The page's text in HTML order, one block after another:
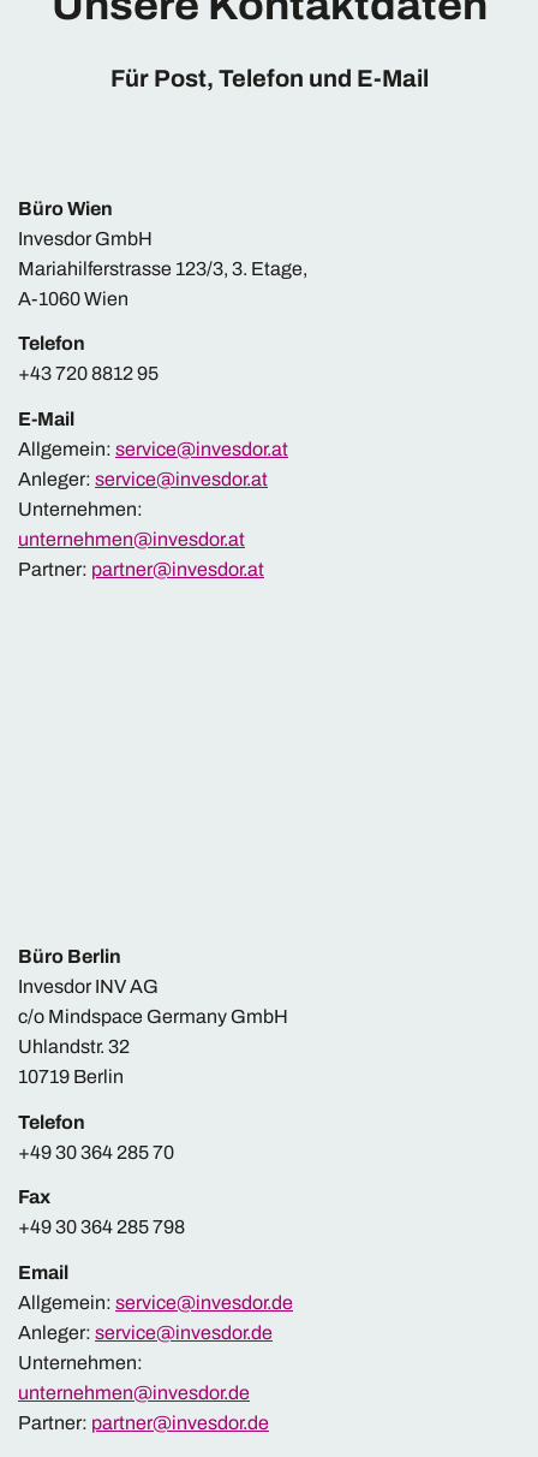
Für Post, Telefon und E-Mail
Büro Wien
Invesdor GmbH
Mariahilferstrasse 123/3, 3. Etage,
A-1060 Wien
Telefon
+43 720 8812 95
E-Mail
Allgemein: service@invesdor.at
Anleger: service@invesdor.at
Unternehmen:
unternehmen@invesdor.at
Partner: partner@invesdor.at
Büro Berlin
Invesdor INV AG
c/o Mindspace Germany GmbH
Uhlandstr. 32
10719 Berlin
Telefon
+49 30 364 285 70
Fax
+49 30 364 285 798
Email
Allgemein: service@invesdor.de
Anleger: service@invesdor.de
Unternehmen:
unternehmen@invesdor.de
Partner: partner@invesdor.de